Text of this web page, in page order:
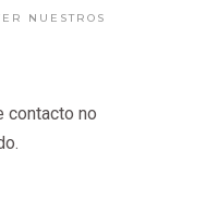
NUESTROS
contacto no